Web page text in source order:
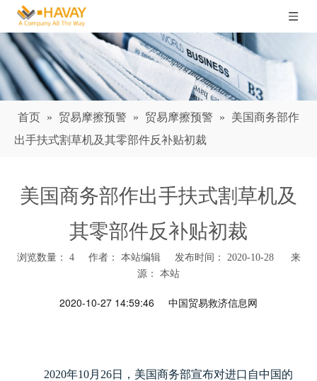
首页 » 贸易摩擦预警 » 贸易摩擦预警 »
美国商务部作
出手扶式割草机及其零部件反补贴初裁
美国商务部作出手扶式割草机及
其零部件反补贴初裁
浏览数量： 4作者： 本站编辑 发布时间： 2020-10-28 来
源： 本站
2020-10-27 14:59:46 中国贸易救济信息网
2020年10月 26日，美国商务部宣布对进口自中国的